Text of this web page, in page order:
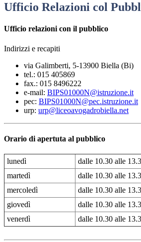
Ufficio Relazioni col
Ufficio relazioni con il pubblico
Indirizzi e recapiti
via Galimberti, 5-13900 Biella (Bi)
tel.: 015 405869
fax.: 015 8496222
e-mail: BIPS01000N@istruzione.it
pec: BIPS01000N@pec.istruzione.it
urp: urp@liceoavogadrobiella.net
Orario di apertuta al pubblico
lunedì
dalle 10.30 alle
martedì
dalle 10.30 alle
mercoledì
dalle 10.30 alle
giovedì
dalle 10.30 alle
venerdì
dalle 10.30 alle